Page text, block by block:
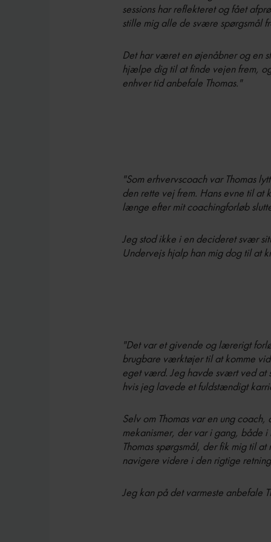
sessions har reflekteret og fået
stille mig alle de svære spørgsmål
Det har været en øjenåbner og en
hjælpe dig til at finde vejen frem,
enhver tid anbefale Thomas."
"Som erhvervscoach var Thomas
den rette vej frem. Hans evne til at
længe efter mit coachingforløb
Jeg stod ikke i en decideret svær
Undervejs hjalp han mig dog til at
"Det var et givende og lærerigt
brugbare værktøjer til at komme
eget værd. Jeg havde svært ved at
hvis jeg lavede et fuldstændigt
Selv om Thomas var en ung
mekanismer, der var i gang, både
Thomas spørgsmål, der fik mig til
navigere videre i den rigtige
Jeg kan på det varmeste anbefale